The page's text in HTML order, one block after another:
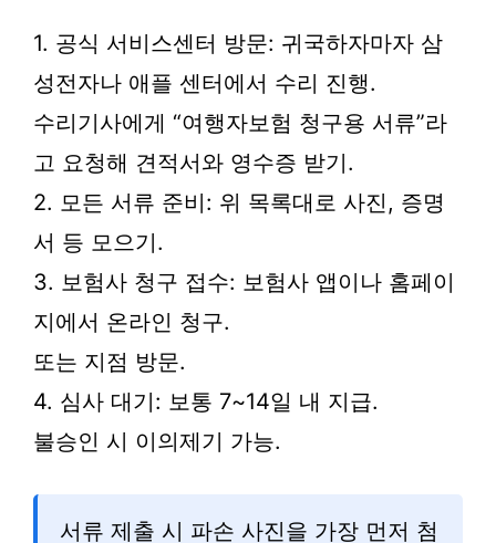
1. 공식 서비스센터 방문: 귀국하자마자 삼
성전자나 애플 센터에서 수리 진행.
수리기사에게 “여행자보험 청구용 서류”라
고 요청해 견적서와 영수증 받기.
2. 모든 서류 준비: 위 목록대로 사진, 증명
서 등 모으기.
3. 보험사 청구 접수: 보험사 앱이나 홈페이
지에서 온라인 청구.
또는 지점 방문.
4. 심사 대기: 보통 7~14일 내 지급.
불승인 시 이의제기 가능.
서류 제출 시 파손 사진을 가장 먼저 첨